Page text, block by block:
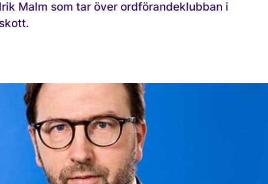
Malm som tar över ordförandeklubban i